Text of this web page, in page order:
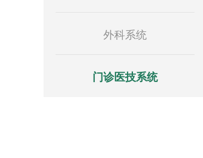
外科系统
门诊医技系统